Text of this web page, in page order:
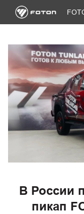
В России
пикап